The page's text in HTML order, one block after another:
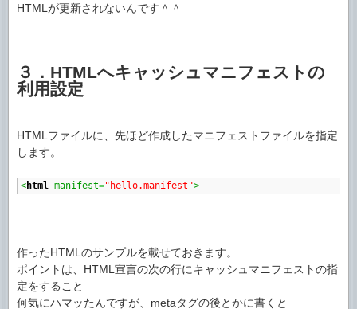
HTMLが更新されないんです＾＾
３．HTMLへキャッシュマニフェストの
利用設定
HTMLファイルに、先ほど作成したマニフェストファイルを指定
します。
<html manifest="hello.manifest">
作ったHTMLのサンプルを載せておきます。
ポイントは、HTML宣言の次の行にキャッシュマニフェストの指
定をすること
何気にハマッたんですが、metaタグの後とかに書くと